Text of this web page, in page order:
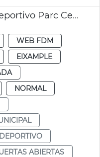
Puertas obiertas Polideportivo Parc Central
WEB FDM
EIXAMPLE
NORMAL
ABIERTAS